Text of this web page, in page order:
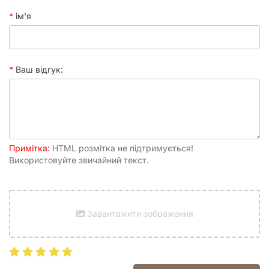
ім'я
Ваш відгук:
Примітка: HTML розмітка не підтримується!
Використовуйте звичайний текст.
Завантажити зображення